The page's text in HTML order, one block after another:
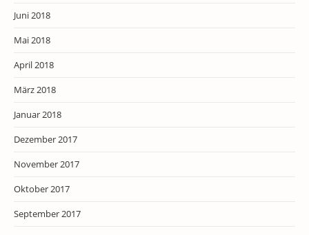
Juni 2018
Mai 2018
April 2018
März 2018
Januar 2018
Dezember 2017
November 2017
Oktober 2017
September 2017